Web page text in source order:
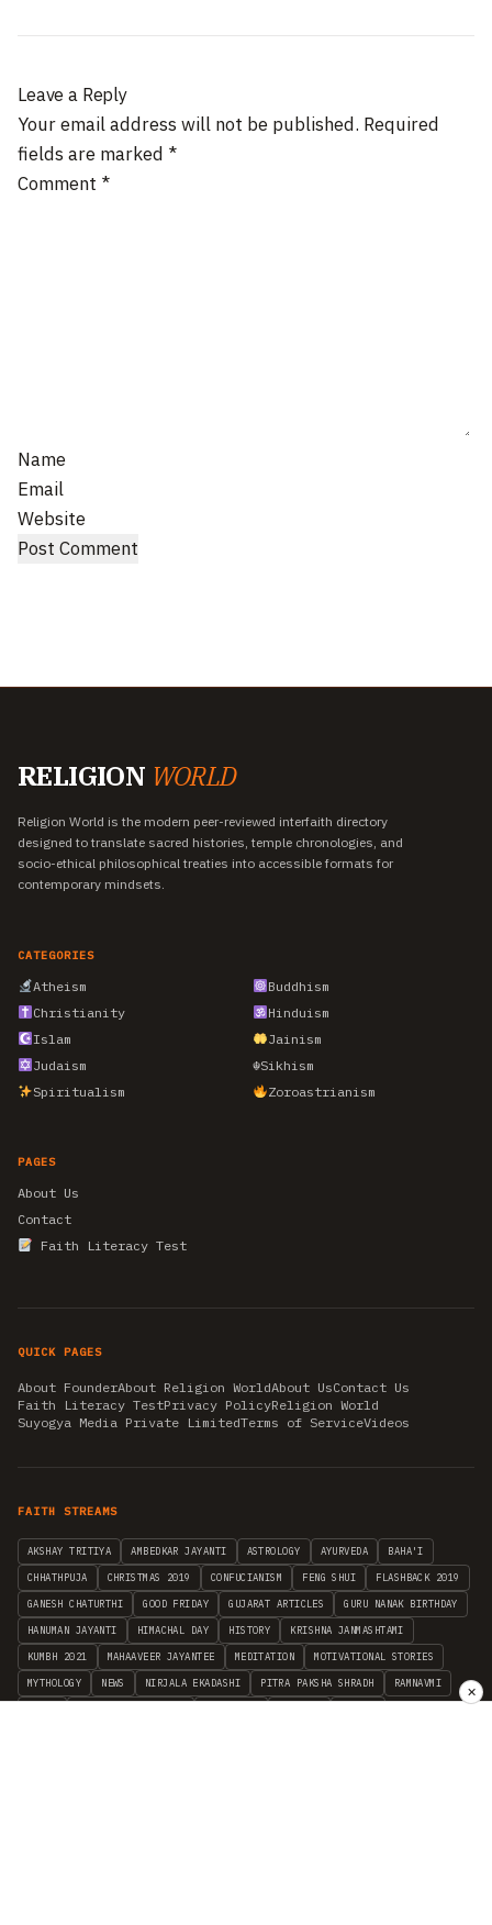
Leave a Reply
Your email address will not be published. Required
fields are marked *
Comment *
Name
Email
Website
RELIGION WORLD
Religion World is the modern peer-reviewed interfaith directory
designed to translate sacred histories, temple chronologies, and
socio-ethical philosophical treaties into accessible formats for
contemporary mindsets.
CATEGORIES
Atheism
Buddhism
Christianity
Hinduism
Islam
Jainism
Judaism
☬Sikhism
Spiritualism
Zoroastrianism
PAGES
About Us
Contact
Faith Literacy Test
QUICK PAGES
About FounderAbout Religion WorldAbout UsContact Us
Faith Literacy TestPrivacy PolicyReligion World
Suyogya Media Private LimitedTerms of ServiceVideos
FAITH STREAMS
AKSHAY TRITIYA AMBEDKAR JAYANTI ASTROLOGY AYURVEDA BAHA'I
CHHATHPUJA CHRISTMAS 2019 CONFUCIANISM FENG SHUI FLASHBACK 2019
GANESH CHATURTHI GOOD FRIDAY GUJARAT ARTICLES GURU NANAK BIRTHDAY
HANUMAN JAYANTI HIMACHAL DAY HISTORY KRISHNA JANMASHTAMI
KUMBH 2021 MAHAAVEER JAYANTEE MEDITATION MOTIVATIONAL STORIES
MYTHOLOGY NEWS NIRJALA EKADASHI PITRA PAKSHA SHRADH RAMNAVMI
✕